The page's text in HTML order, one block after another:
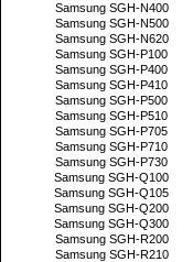
Samsung SGH-N400
Samsung SGH-N500
Samsung SGH-N620
Samsung SGH-P100
Samsung SGH-P400
Samsung SGH-P410
Samsung SGH-P500
Samsung SGH-P510
Samsung SGH-P705
Samsung SGH-P710
Samsung SGH-P730
Samsung SGH-Q100
Samsung SGH-Q105
Samsung SGH-Q200
Samsung SGH-Q300
Samsung SGH-R200
Samsung SGH-R210